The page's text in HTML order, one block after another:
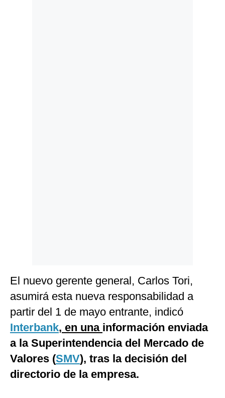
El nuevo gerente general, Carlos Tori,
asumirá esta nueva responsabilidad a
partir del 1 de mayo entrante, indicó
Interbank, en una información enviada
a la Superintendencia del Mercado de
Valores (SMV), tras la decisión del
directorio de la empresa.